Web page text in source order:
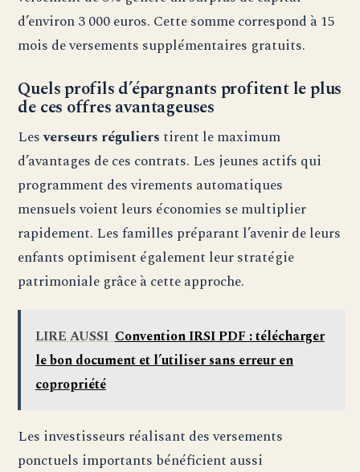
d’environ 3 000 euros. Cette somme correspond à 15
mois de versements supplémentaires gratuits.
Quels profils d’épargnants profitent le plus
de ces offres avantageuses
Lesverseurs réguliers tirent le maximum
d’avantages de ces contrats. Les jeunes actifs qui
programment des virements automatiques
mensuels voient leurs économies se multiplier
rapidement. Les familles préparant l’avenir de leurs
enfants optimisent également leur stratégie
patrimoniale grâce à cette approche.
LIRE AUSSI Convention IRSI PDF : télécharger
le bon document et l’utiliser sans erreur en
copropriété
Les investisseurs réalisant des versements
ponctuels importants bénéficient aussi